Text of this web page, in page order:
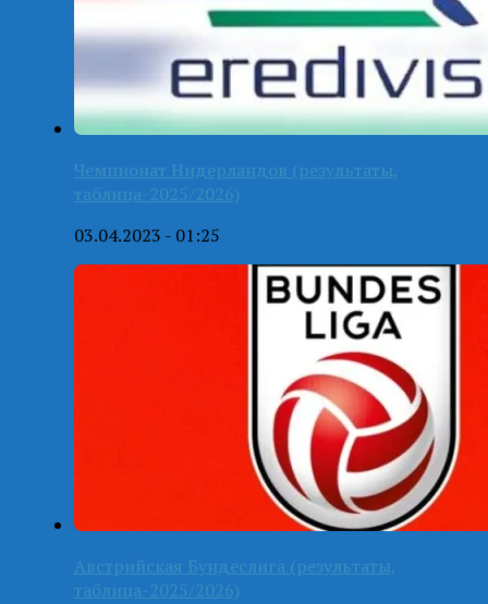
Чемпионат Нидерландов (результаты,
таблица-2025/2026)
03.04.2023 - 01:25
Австрийская Бундеслига (результаты,
таблица-2025/2026)